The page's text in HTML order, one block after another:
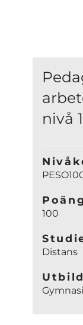
nivå 1
Poäng
100
Distans